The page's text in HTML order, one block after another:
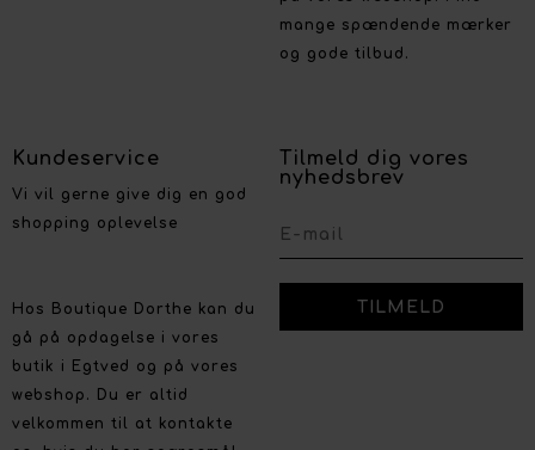
mange spændende mærker
og gode tilbud.
Kundeservice
Vi vil gerne give dig en god
shopping oplevelse
Hos Boutique Dorthe kan du
gå på opdagelse i vores
butik i Egtved og på vores
webshop. Du er altid
velkommen til at kontakte
Tilmeld dig vores
nyhedsbrev